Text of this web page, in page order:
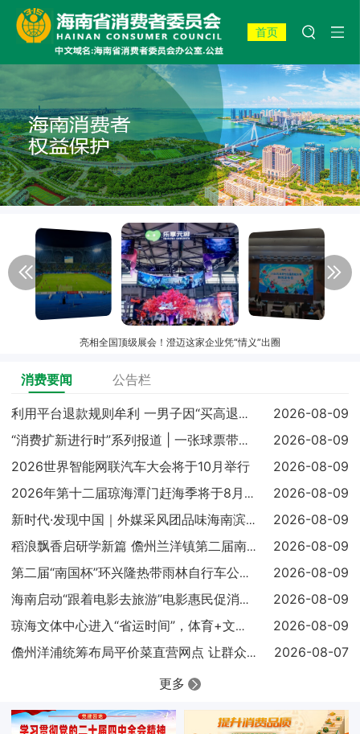
首页
亮相全国顶级展会！澄迈这家企业凭“情义”出圈
消费要闻 公告栏
利用平台退款规则牟利 一男子因“买高退低”获刑 2026-08-09
“消费扩新进行时”系列报道 | 一张球票带火一地消费
2026-08-09
2026世界智能网联汽车大会将于10月举行
2026-08-09
2026年第十二届琼海潭门赶海季将于8月16日启幕，国内外非 2026-08-09
新时代·发现中国｜外媒采风团品味海南滨海城市休闲新风尚 2026-08-09
稻浪飘香启研学新篇 儋州兰洋镇第二届南罗稻田欢乐研学季启动 2026-08-09
第二届“南国杯”环兴隆热带雨林自行车公开赛暨2026骑游大会 2026-08-09
海南启动“跟着电影去旅游”电影惠民促消费活动 2026-08-09
琼海文体中心进入“省运时间”，体育+文化+旅游融合再添新地标 2026-08-09
儋州洋浦统筹布局平价菜直营网点 让群众吃上实惠放心菜
2026-08-07
更多